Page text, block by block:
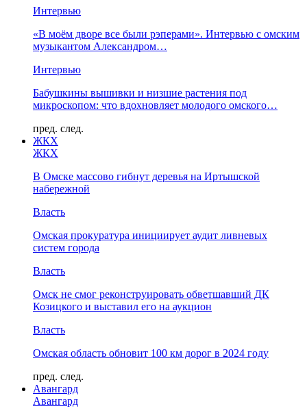
Интервью
«В моём дворе все были рэперами». Интервью с омским
музыкантом Александром…
Интервью
Бабушкины вышивки и низшие растения под
микроскопом: что вдохновляет молодого омского…
пред. след.
ЖКХ
ЖКХ
В Омске массово гибнут деревья на Иртышской
набережной
Власть
Омская прокуратура инициирует аудит ливневых
систем города
Власть
Омск не смог реконструировать обветшавший ДК
Козицкого и выставил его на аукцион
Власть
Омская область обновит 100 км дорог в 2024 году
пред. след.
Авангард
Авангард